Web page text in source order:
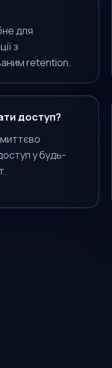
для
з
retention.
доступ?
у будь-